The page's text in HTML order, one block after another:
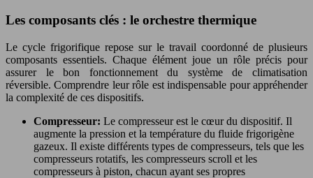
Les composants clés : le orchestre thermique
Le cycle frigorifique repose sur le travail coordonné de plusieurs
composants essentiels. Chaque élément joue un rôle précis pour
assurer le bon fonctionnement du système de climatisation
réversible. Comprendre leur rôle est indispensable pour appréhender
la complexité de ces dispositifs.
Compresseur: Le compresseur est le cœur du dispositif. Il
augmente la pression et la température du fluide frigorigène
gazeux. Il existe différents types de compresseurs, tels que les
compresseurs rotatifs, les compresseurs scroll et les
compresseurs à piston, chacun ayant ses propres